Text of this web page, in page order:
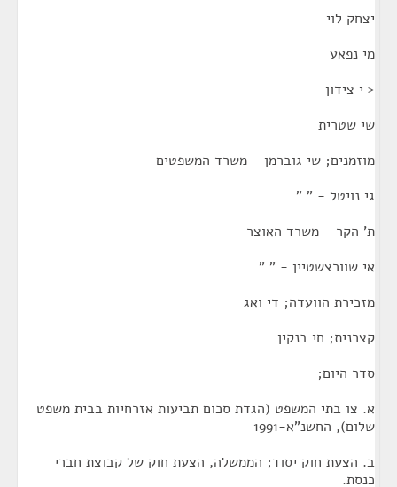
יצחק לוי
מי נפאע
< י צידון
שי שטרית
מוזמנים; שי גוברמן - משרד המשפטים
גי נויטל - " "
ת' הקר - משרד האוצר
אי שוורצשטיין - " "
מזכירת הוועדה; די ואג
קצרנית; חי בנקין
סדר היום;
א. צו בתי המשפט (הגדת סכום תביעות אזרחיות בבית משפט
שלום), החשנ"א-1991
ב. הצעת חוק יסוד; הממשלה, הצעת חוק של קבוצת חברי
כנסת.